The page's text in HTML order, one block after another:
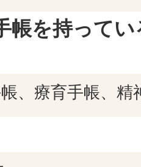
帳を持って
、療育手帳、